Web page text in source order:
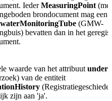
IederMeasuringPoint
brondocument mag een
(GMW-
bevatten dan in het
waarde van het attribuut
van de entiteit
zijn aan 'ja'.